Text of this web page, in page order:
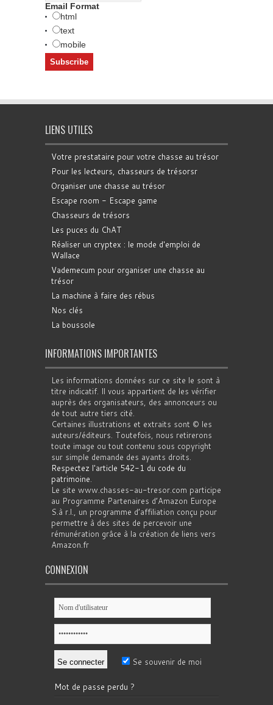
Email Format
html
text
mobile
LIENS UTILES
Votre prestataire pour votre chasse au trésor
Pour les lecteurs, chasseurs de trésorsr
Organiser une chasse au trésor
Escape room - Escape game
Chasseurs de trésors
Les puces du ChAT
Réaliser un cryptex : le mode d'emploi de
Wallace
Vademecum pour organiser une chasse au
trésor
La machine à faire des rébus
Nos clés
La boussole
INFORMATIONS IMPORTANTES
Les informations données sur ce site le sont à
titre indicatif. Il vous appartient de les vérifier
auprès des organisateurs, des annonceurs ou
de tout autre tiers cité.
Certaines illustrations et extraits sont © les
auteurs/éditeurs. Toutefois, nous retirerons
toute image ou tout contenu sous copyright
sur simple demande des ayants droits.
Respectez l'article 542-1 du code du
patrimoine.
Le site www.chasses-au-tresor.com participe
au Programme Partenaires d’Amazon Europe
S.à r.l., un programme d’affiliation conçu pour
permettre à des sites de percevoir une
rémunération grâce à la création de liens vers
Amazon.fr
CONNEXION
Se souvenir de moi
Mot de passe perdu ?